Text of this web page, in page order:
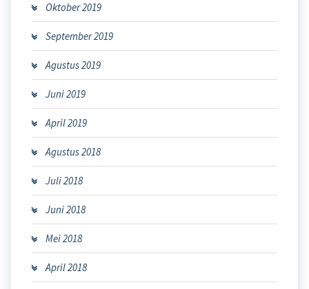
Oktober 2019
September 2019
Agustus 2019
Juni 2019
April 2019
Agustus 2018
Juli 2018
Juni 2018
Mei 2018
April 2018